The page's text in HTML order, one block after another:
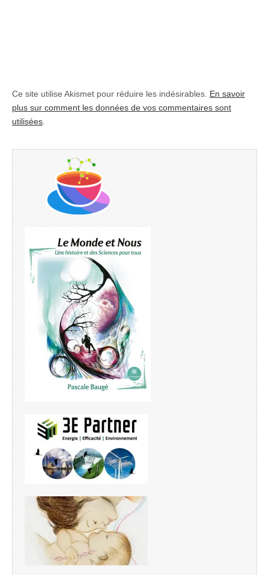
Ce site utilise Akismet pour réduire les indésirables. En savoir
plus sur comment les données de vos commentaires sont
utilisées